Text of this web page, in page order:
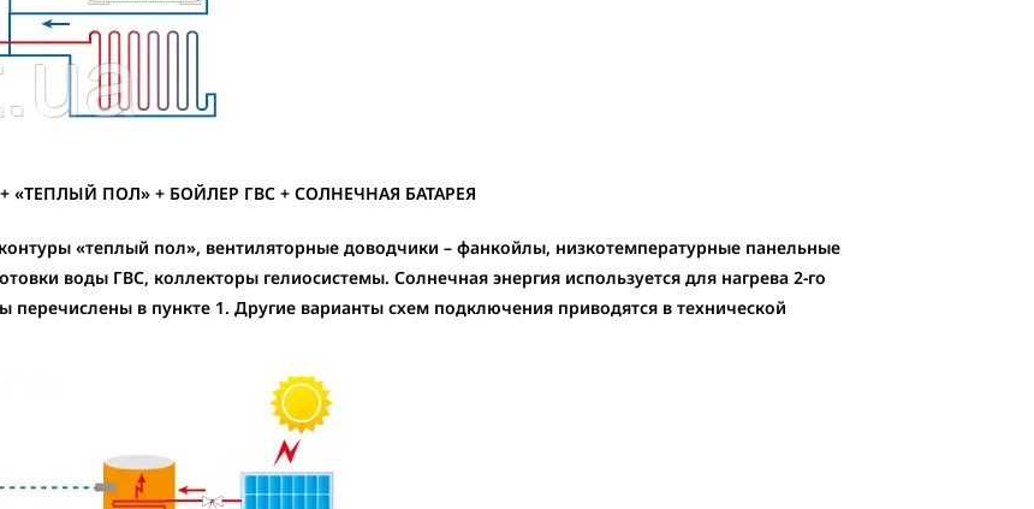
ПОЛ» + БОЙЛЕР ГВС + СОЛНЕЧНАЯ БАТАРЕЯ
«теплый пол», вентиляторные доводчики – фанкойлы, низкотемпературные панельные
воды ГВС, коллекторы гелиосистемы. Солнечная энергия используется для нагрева 2-го
в пункте 1. Другие варианты схем подключения приводятся в технической